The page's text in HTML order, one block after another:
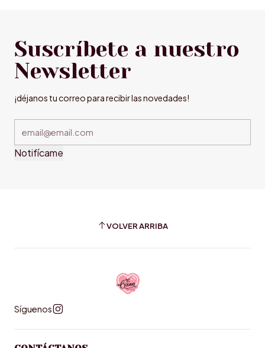
Suscríbete a nuestro
Newsletter
¡déjanos tu correo para recibir las novedades!
Notifícame
VOLVER ARRIBA
Síguenos